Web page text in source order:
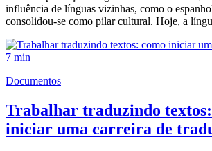
influência de línguas vizinhas, como o
consolidou-se como pilar cultural. Hoje, a
7 min
Documentos
Trabalhar traduzindo
iniciar uma carreira de